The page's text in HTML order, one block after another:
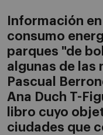
Información
consumo
parques "de
algunas de las
Pascual
Ana Duch T-
libro cuyo
ciudades que